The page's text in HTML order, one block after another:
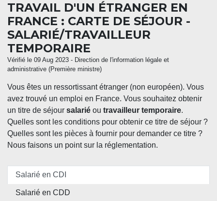
TRAVAIL D'UN ÉTRANGER EN
FRANCE : CARTE DE SÉJOUR -
SALARIÉ/TRAVAILLEUR
TEMPORAIRE
Vérifié le 09 Aug 2023 - Direction de l'information légale et
administrative (Première ministre)
Vous êtes un ressortissant étranger (non européen). Vous
avez trouvé un emploi en France. Vous souhaitez obtenir
un titre de séjour salarié ou travailleur temporaire.
Quelles sont les conditions pour obtenir ce titre de séjour ?
Quelles sont les pièces à fournir pour demander ce titre ?
Nous faisons un point sur la réglementation.
Salarié en CDI
Salarié en CDD